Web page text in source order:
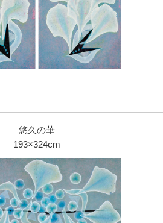
悠久の華
193×324cm